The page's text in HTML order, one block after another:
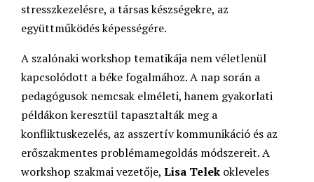
stresszkezelésre, a társas készségekre, az
együttműködés képességére.
A szalónaki workshop tematikája nem véletlenül
kapcsolódott a béke fogalmához. A nap során a
pedagógusok nemcsak elméleti, hanem gyakorlati
példákon keresztül tapasztalták meg a
konfliktuskezelés, az asszertív kommunikáció és az
erőszakmentes problémamegoldás módszereit. A
workshop szakmai vezetője, Lisa Telek okleveles